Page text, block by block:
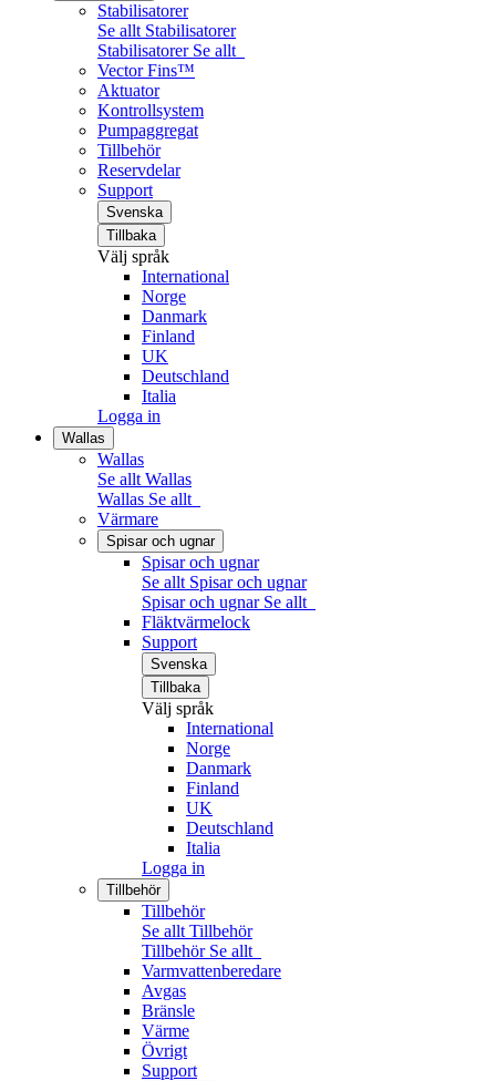
Stabilisatorer
Se allt Stabilisatorer
Stabilisatorer Se allt
Vector Fins™
Aktuator
Kontrollsystem
Pumpaggregat
Tillbehör
Reservdelar
Support
Svenska
Tillbaka
Välj språk
International
Norge
Danmark
Finland
UK
Deutschland
Italia
Logga in
Wallas
Wallas
Se allt Wallas
Wallas Se allt
Värmare
Spisar och ugnar
Spisar och ugnar
Se allt Spisar och ugnar
Spisar och ugnar Se allt
Fläktvärmelock
Support
Svenska
Tillbaka
Välj språk
International
Norge
Danmark
Finland
UK
Deutschland
Italia
Logga in
Tillbehör
Tillbehör
Se allt Tillbehör
Tillbehör Se allt
Varmvattenberedare
Avgas
Bränsle
Värme
Övrigt
Support